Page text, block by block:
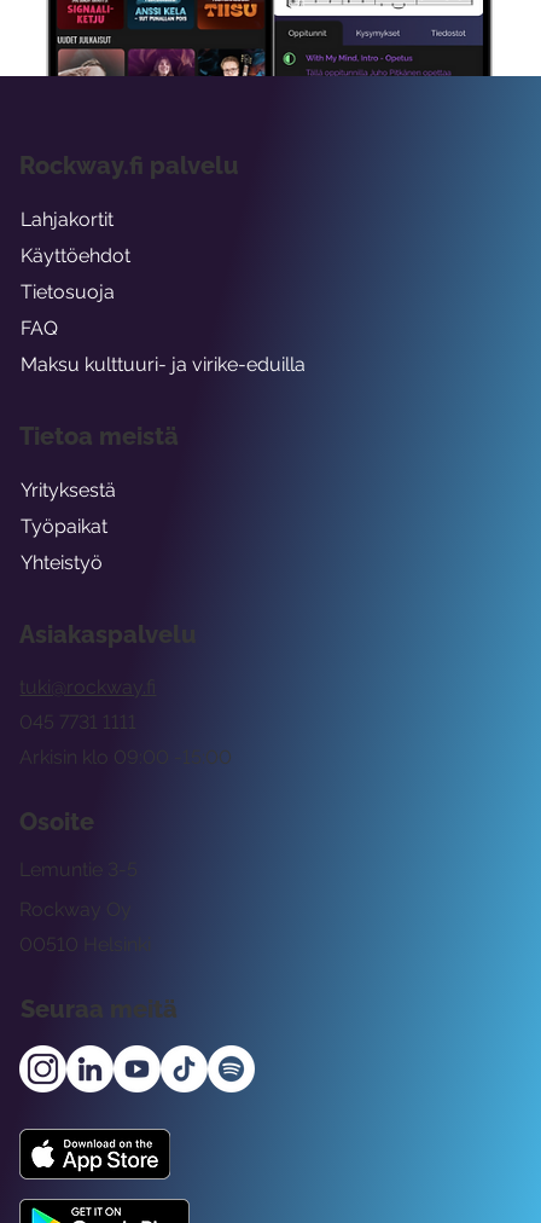
viikon ajaksi.
Asiakaspalvelu
tuki@rockway.fi
Arkisin klo 09:00 -15:00
045 7731 1111
Osoite
Rockway Oy
Lemuntie 3-5
00510 Helsinki
Seuraa meitä
Rockway.fi palvelu
Lahjakortit
Käyttöehdot
Tietosuoja
FAQ
Maksu kulttuuri- ja virike-eduilla
Tietoa meistä
Yrityksestä
Työpaikat
Yhteistyö